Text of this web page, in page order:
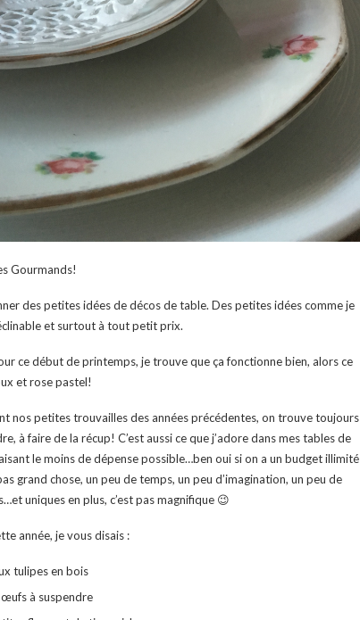
Gourmands!
des petites idées de décos de table. Des petites idées comme je
et surtout à tout petit prix.
ce début de printemps, je trouve que ça fonctionne bien, alors ce
et rose pastel!
nos petites trouvailles des années précédentes, on trouve toujours
à faire de la récup! C’est aussi ce que j’adore dans mes tables de
le moins de dépense possible…ben oui si on a un budget illimité
grand chose, un peu de temps, un peu d’imagination, un peu de
uniques en plus, c’est pas magnifique 😉
année, je vous disais :
tulipes en bois
à suspendre